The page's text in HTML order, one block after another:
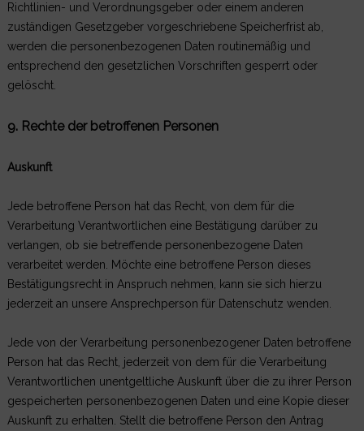
Richtlinien- und Verordnungsgeber oder einem anderen
zuständigen Gesetzgeber vorgeschriebene Speicherfrist ab,
werden die personenbezogenen Daten routinemäßig und
entsprechend den gesetzlichen Vorschriften gesperrt oder
gelöscht.
9. Rechte der betroffenen Personen
Auskunft
Jede betroffene Person hat das Recht, von dem für die
Verarbeitung Verantwortlichen eine Bestätigung darüber zu
verlangen, ob sie betreffende personenbezogene Daten
verarbeitet werden. Möchte eine betroffene Person dieses
Bestätigungsrecht in Anspruch nehmen, kann sie sich hierzu
jederzeit an unsere Ansprechperson für Datenschutz wenden.
Jede von der Verarbeitung personenbezogener Daten betroffene
Person hat das Recht, jederzeit von dem für die Verarbeitung
Verantwortlichen unentgeltliche Auskunft über die zu ihrer Person
gespeicherten personenbezogenen Daten und eine Kopie dieser
Auskunft zu erhalten. Stellt die betroffene Person den Antrag